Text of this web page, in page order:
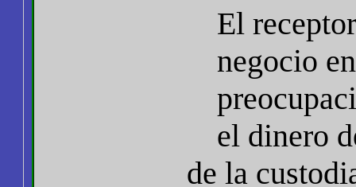
El
negocio
el dinero
de la